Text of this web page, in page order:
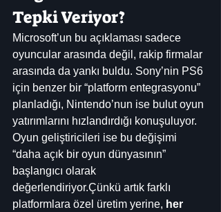
Tepki Veriyor?
Microsoft’un bu açıklaması sadece
oyuncular arasında değil, rakip firmalar
arasında da yankı buldu. Sony’nin PS6
için benzer bir “platform entegrasyonu”
planladığı, Nintendo’nun ise bulut oyun
yatırımlarını hızlandırdığı konuşuluyor.
Oyun geliştiricileri ise bu değişimi
“daha açık bir oyun dünyasının”
başlangıcı olarak
değerlendiriyor.Çünkü artık farklı
platformlara özel üretim yerine, her